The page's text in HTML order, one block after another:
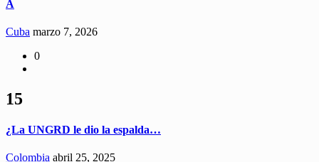
A
Cuba marzo 7, 2026
0
15
¿La UNGRD le dio la espalda…
Colombia abril 25, 2025